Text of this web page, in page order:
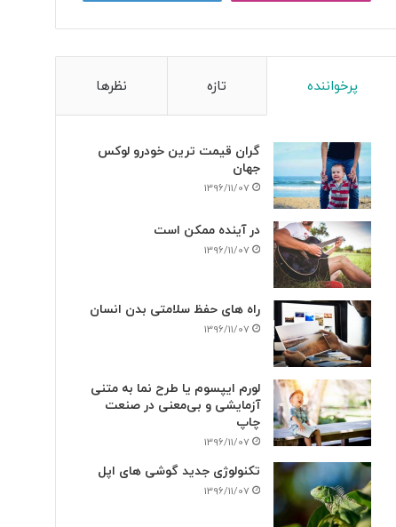
پرخواننده تازه نظرها
گران قیمت ترین خودرو لوکس
جهان
1396/11/07
در آینده ممکن است
1396/11/07
راه های حفظ سلامتی بدن انسان
1396/11/07
لورم ایپسوم یا طرح‌ نما به متنی
آزمایشی و بی‌معنی در صنعت
چاپ
1396/11/07
تکنولوژی جدید گوشی های اپل
1396/11/07